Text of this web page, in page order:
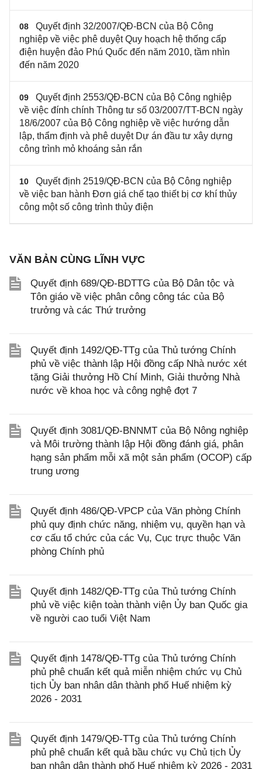
08
Quyết định 32/2007/QĐ-BCN của Bộ Công
nghiệp về việc phê duyệt Quy hoạch hệ thống cấp
điện huyện đảo Phú Quốc đến năm 2010, tầm nhìn
đến năm 2020
09
Quyết định 2553/QĐ-BCN của Bộ Công nghiệp
về việc đính chính Thông tư số 03/2007/TT-BCN ngày
18/6/2007 của Bộ Công nghiệp về việc hướng dẫn
lập, thẩm định và phê duyệt Dự án đầu tư xây dựng
công trình mỏ khoáng sản rắn
10
Quyết định 2519/QĐ-BCN của Bộ Công nghiệp
về việc ban hành Đơn giá chế tạo thiết bị cơ khí thủy
công một số công trình thủy điện
VĂN BẢN CÙNG LĨNH VỰC
Quyết định 689/QĐ-BDTTG của Bộ Dân tộc và
Tôn giáo về việc phân công công tác của Bộ
trưởng và các Thứ trưởng
Quyết định 1492/QĐ-TTg của Thủ tướng Chính
phủ về việc thành lập Hội đồng cấp Nhà nước xét
tặng Giải thưởng Hồ Chí Minh, Giải thưởng Nhà
nước về khoa học và công nghệ đợt 7
Quyết định 3081/QĐ-BNNMT của Bộ Nông nghiệp
và Môi trường thành lập Hội đồng đánh giá, phân
hạng sản phẩm mỗi xã một sản phẩm (OCOP) cấp
trung ương
Quyết định 486/QĐ-VPCP của Văn phòng Chính
phủ quy định chức năng, nhiệm vụ, quyền hạn và
cơ cấu tổ chức của các Vụ, Cục trực thuộc Văn
phòng Chính phủ
Quyết định 1482/QĐ-TTg của Thủ tướng Chính
phủ về việc kiện toàn thành viện Ủy ban Quốc gia
về người cao tuổi Việt Nam
Quyết định 1478/QĐ-TTg của Thủ tướng Chính
phủ phê chuẩn kết quả miễn nhiệm chức vụ Chủ
tịch Ủy ban nhân dân thành phố Huế nhiệm kỳ
2026 - 2031
Quyết định 1479/QĐ-TTg của Thủ tướng Chính
phủ phê chuẩn kết quả bầu chức vụ Chủ tịch Ủy
ban nhân dân thành phố Huế nhiệm kỳ 2026 - 2031